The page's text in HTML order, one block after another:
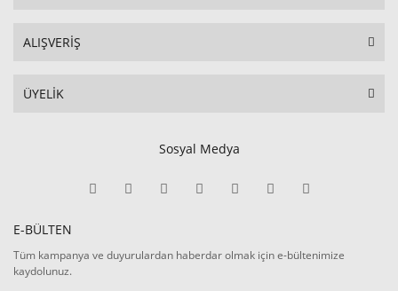
ALIŞVERİŞ
ÜYELİK
Sosyal Medya
E-BÜLTEN
Tüm kampanya ve duyurulardan haberdar olmak için e-bültenimize
kaydolunuz.